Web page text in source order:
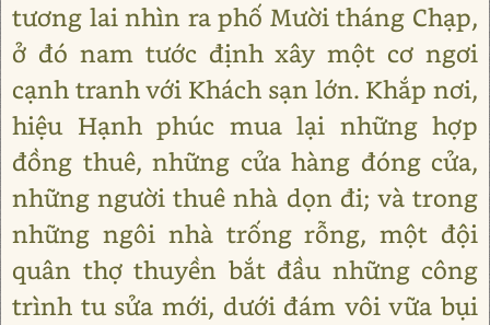
tương lai nhìn ra phố Mười tháng Chạp,
ở đó nam tước định xây một cơ ngơi
cạnh tranh với Khách sạn lớn. Khắp nơi,
hiệu Hạnh phúc mua lại những hợp
đồng thuê, những cửa hàng đóng cửa,
những người thuê nhà dọn đi; và trong
những ngôi nhà trống rỗng, một đội
quân thợ thuyền bắt đầu những công
trình tu sửa mới, dưới đám vôi vữa bụi